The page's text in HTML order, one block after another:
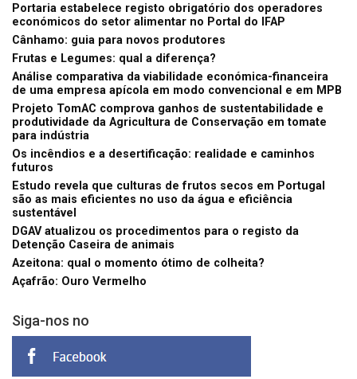
Portaria estabelece registo obrigatório dos operadores
económicos do setor alimentar no Portal do IFAP
Cânhamo: guia para novos produtores
Frutas e Legumes: qual a diferença?
Análise comparativa da viabilidade económica-financeira
de uma empresa apícola em modo convencional e em MPB
Projeto TomAC comprova ganhos de sustentabilidade e
produtividade da Agricultura de Conservação em tomate
para indústria
Os incêndios e a desertificação: realidade e caminhos
futuros
Estudo revela que culturas de frutos secos em Portugal
são as mais eficientes no uso da água e eficiência
sustentável
DGAV atualizou os procedimentos para o registo da
Detenção Caseira de animais
Azeitona: qual o momento ótimo de colheita?
Açafrão: Ouro Vermelho
Siga-nos no